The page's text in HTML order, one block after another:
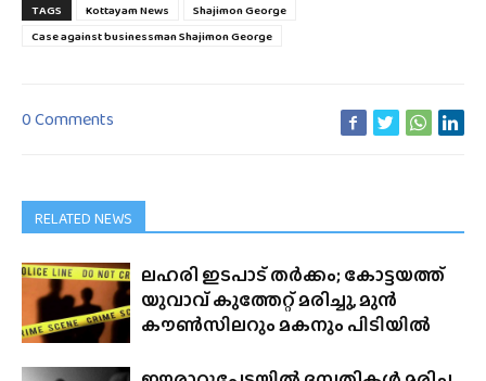
TAGS Kottayam News
Shajimon George
Case against businessman Shajimon George
0 Comments
RELATED NEWS
ലഹരി ഇടപാട് തർക്കം; കോട്ടയത്ത്
യുവാവ് കുത്തേറ്റ് മരിച്ചു, മുൻ
കൗൺസിലറും മകനും പിടിയിൽ